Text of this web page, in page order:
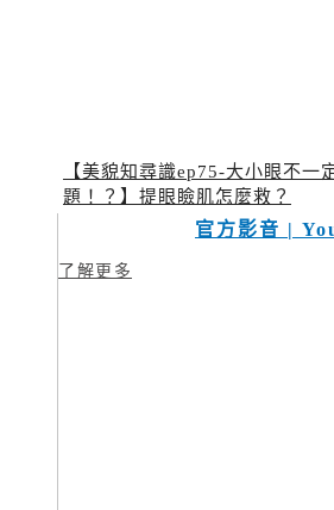
【美貌知尋識ep75-大小眼不一
題！？】提眼瞼肌怎麼救？
官方影音 |
了解更多